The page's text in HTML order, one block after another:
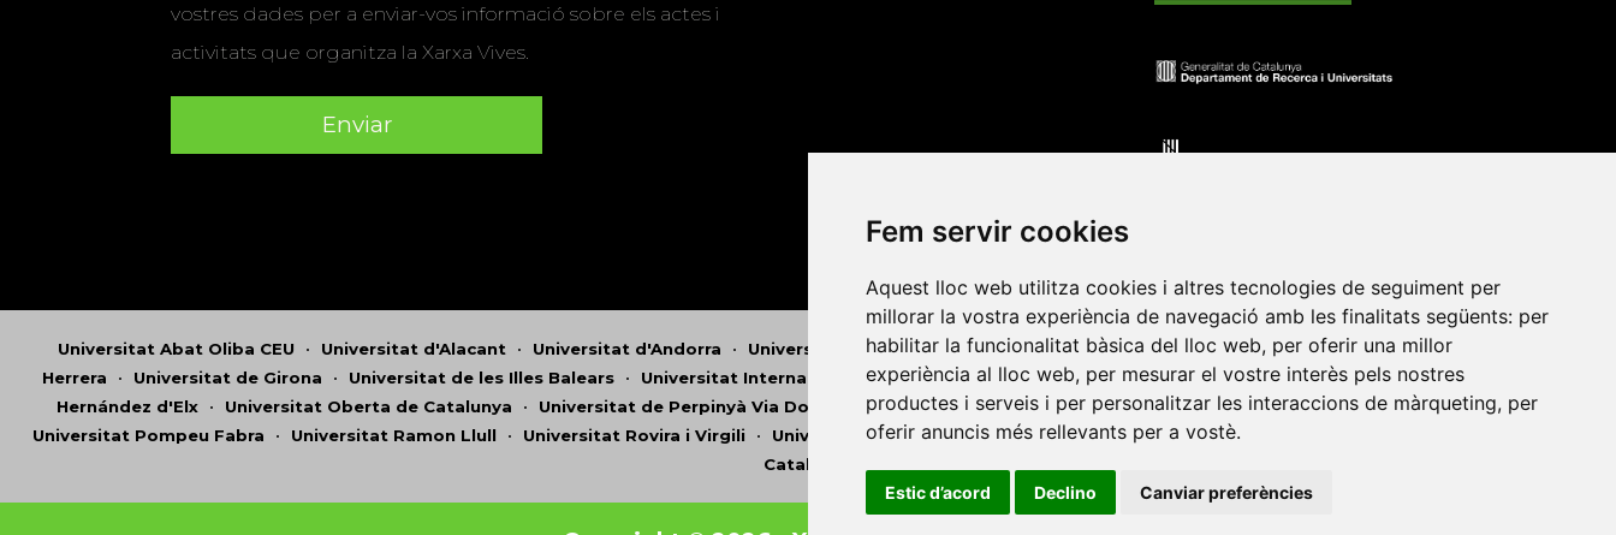
Fem servir cookies
Aquest lloc web utilitza cookies i altres tecnologies de seguiment per
millorar la vostra experiència de navegació amb les finalitats següents: per
habilitar la funcionalitat bàsica del lloc web, per oferir una millor
experiència al lloc web, per mesurar el vostre interès pels nostres
productes i serveis i per personalitzar les interaccions de màrqueting, per
oferir anuncis més rellevants per a vostè.
Estic d’acord Declino Canviar preferències
vostres dades per a enviar-vos informació sobre els actes i
activitats que organitza la Xarxa Vives.
Universitat Abat Oliba CEU • Universitat d'Alacant • Universitat d'Andorra • Universitat Autònoma de Barcelona•Universitat de Barcelona•Universitat CEU Cardenal
Herrera • Universitat de Girona • Universitat de les Illes Balears • Universitat Internacional de Catalunya•Universitat Jaume I•Universitat de Lleida•Universitat Miguel
Hernández d'Elx • Universitat Oberta de Catalunya • Universitat de Perpinyà Via Domitia •Universitat Politècnica de Catalunya•Universitat Politècnica de València•
Universitat Pompeu Fabra • Universitat Ramon Llull • Universitat Rovira i Virgili • Universitat de Sàsser•Universitat de València•Universitat de Vic - Universitat Central de
Catalunya